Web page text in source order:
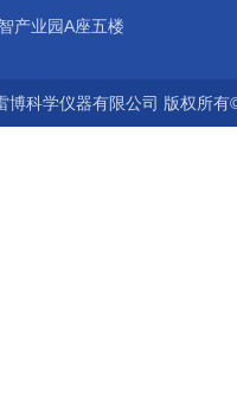
产业园A座五楼
博科学仪器有限公司 版权所